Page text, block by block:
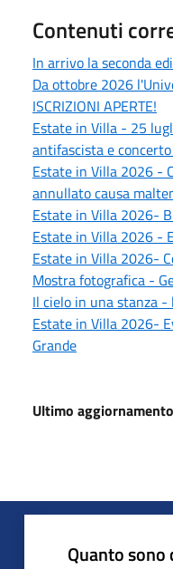
Contenuti
In arrivo la seconda
Da ottobre 2026
ISCRIZIONI APERTE!
Estate in Villa - 25
antifascista e
Estate in Villa 2026 -
annullato causa
Estate in Villa 2026-
Estate in Villa 2026 -
Estate in Villa 2026-
Mostra fotografica -
Il cielo in una stanza
Estate in Villa 2026-
Grande
Ultimo aggiornamento
Quanto